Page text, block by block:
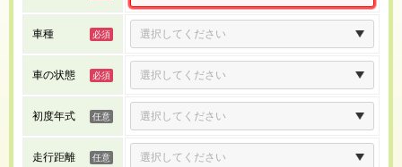
車種
車の状態
初度年式
走行距離